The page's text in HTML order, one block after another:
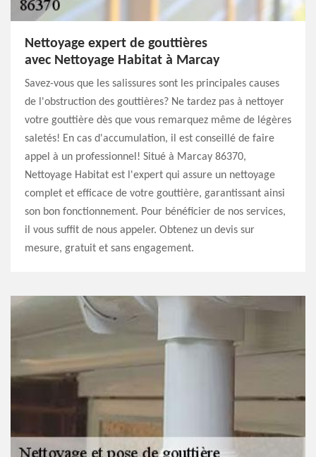
Nettoyage expert de gouttières
avec Nettoyage Habitat à Marcay
Savez-vous que les salissures sont les principales causes
de l'obstruction des gouttières? Ne tardez pas à nettoyer
votre gouttière dès que vous remarquez même de légères
saletés! En cas d'accumulation, il est conseillé de faire
appel à un professionnel! Situé à Marcay 86370,
Nettoyage Habitat est l'expert qui assure un nettoyage
complet et efficace de votre gouttière, garantissant ainsi
son bon fonctionnement. Pour bénéficier de nos services,
il vous suffit de nous appeler. Obtenez un devis sur
mesure, gratuit et sans engagement.